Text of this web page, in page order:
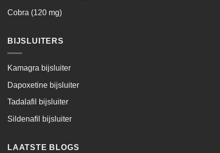
Cobra (120 mg)
BIJSLUITERS
Kamagra bijsluiter
Dapoxetine bijsluiter
Tadalafil bijsluiter
Sildenafil bijsluiter
LAATSTE BLOGS